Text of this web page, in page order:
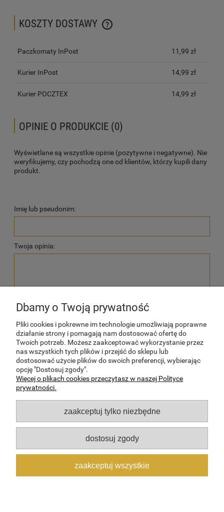
KOSZTY DOSTAWY
CENA NIE ZAWIERA EWENTUALNYCH KOSZTÓW PŁATNOŚCI
Paczkomaty InPost 11,99 zł
Kurier InPost 14,99 zł
Kurier POCZTEX 14,99 zł
OPINIE O PRODUKCIE (0)
Wyświetlane są wszystkie opinie (pozytywne i negatywne). Nie
weryfikujemy, czy pochodzą one od klientów, którzy kupili dany
produkt.
Imię lub pseudonim:
Twoja opinia:
PŁATNOŚCI I DOSTAWA
INFORMACJE
O NAS
Dbamy o Twoją prywatność
Pliki cookies i pokrewne im technologie umożliwiają poprawne
działanie strony i pomagają nam dostosować ofertę do
Twoich potrzeb. Możesz zaakceptować wykorzystanie przez
nas wszystkich tych plików i przejść do sklepu lub
dostosować użycie plików do swoich preferencji, wybierając
opcję "Dostosuj zgody".
Więcej o plikach cookies przeczytasz w naszej Polityce
prywatności.
zaakceptuj tylko niezbędne
dostosuj zgody
zaakceptuj wszystkie